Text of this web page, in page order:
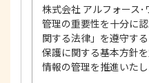
株式会社 アルフォース
管理の重要性を十分に
関する法律」を遵守す
保護に関する基本方針
情報の管理を推進いたし